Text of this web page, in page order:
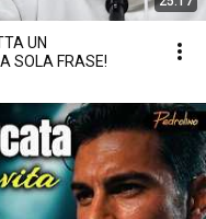
UN
SOLA FRASE!